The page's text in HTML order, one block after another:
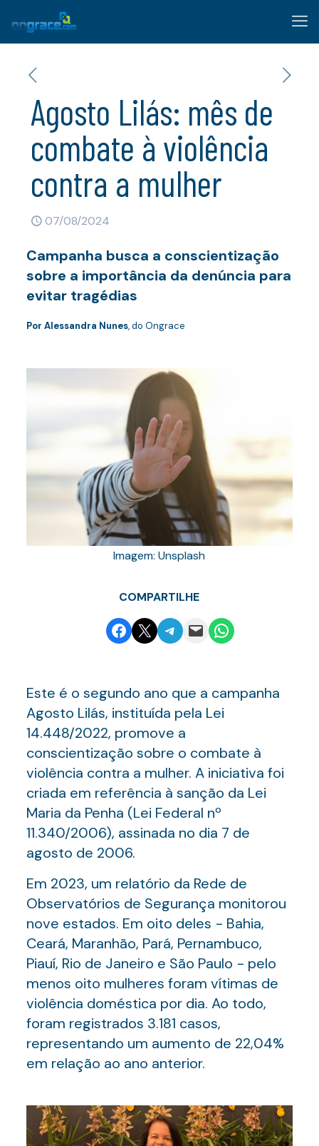
Agosto Lilás: mês de
combate à violência
contra a mulher
07/08/2024
Campanha busca a conscientização
sobre a importância da denúncia para
evitar tragédias
Por Alessandra Nunes, do Ongrace
Imagem: Unsplash
COMPARTILHE
Share on Facebook
Email this PageShare on Telegram
Email this PageShare on WhatsApp
Este é o segundo ano que a campanha
Agosto Lilás, instituída pela Lei
14.448/2022, promove a
conscientização sobre o combate à
violência contra a mulher. A iniciativa foi
criada em referência à sanção da Lei
Maria da Penha (Lei Federal nº
11.340/2006), assinada no dia 7 de
agosto de 2006.
Em 2023, um relatório da Rede de
Observatórios de Segurança monitorou
nove estados. Em oito deles − Bahia,
Ceará, Maranhão, Pará, Pernambuco,
Piauí, Rio de Janeiro e São Paulo − pelo
menos oito mulheres foram vítimas de
violência doméstica por dia. Ao todo,
foram registrados 3.181 casos,
representando um aumento de 22,04%
em relação ao ano anterior.